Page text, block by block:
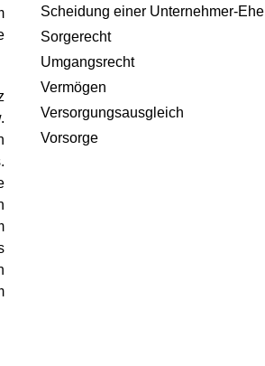
Scheidung einer Unternehmer-Ehe
Sorgerecht
Umgangsrecht
Vermögen
Versorgungsausgleich
Vorsorge